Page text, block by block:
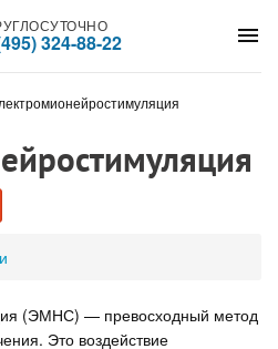
menu
324-88-22
(ЭМНС) — превосходный метод
Это воздействие